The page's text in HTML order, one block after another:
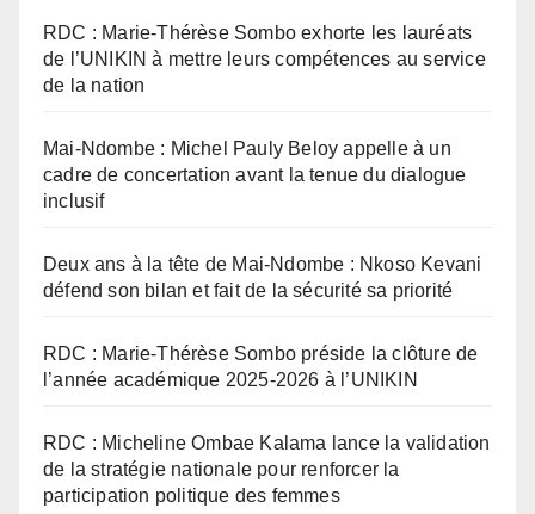
RDC : Marie-Thérèse Sombo exhorte les lauréats
de l’UNIKIN à mettre leurs compétences au service
de la nation
Mai-Ndombe : Michel Pauly Beloy appelle à un
cadre de concertation avant la tenue du dialogue
inclusif
Deux ans à la tête de Mai-Ndombe : Nkoso Kevani
défend son bilan et fait de la sécurité sa priorité
RDC : Marie-Thérèse Sombo préside la clôture de
l’année académique 2025-2026 à l’UNIKIN
RDC : Micheline Ombae Kalama lance la validation
de la stratégie nationale pour renforcer la
participation politique des femmes